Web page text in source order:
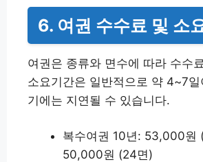
6. 여권 수수료 및 소
여권은 종류와 면수에 따라 수수
소요기간은 일반적으로 약 4~7
기에는 지연될 수 있습니다.
복수여권 10년: 53,000원
50,000원 (24면)